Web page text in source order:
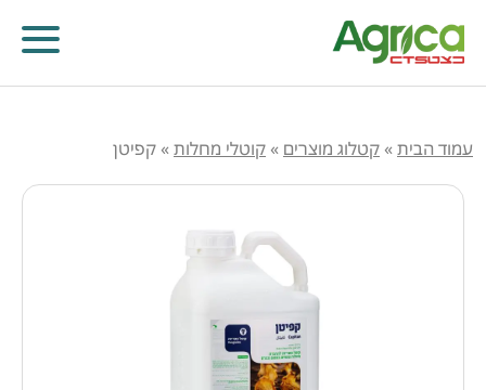
עמוד הבית»קטלוג מוצרים »קוטלי מחלות»קפיטן